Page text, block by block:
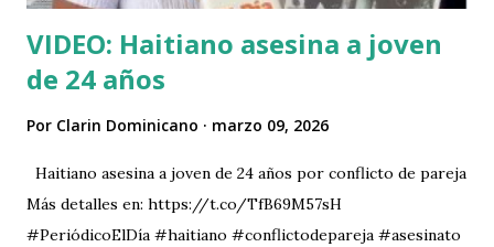
VIDEO: Haitiano asesina a joven
de 24 años
Por Clarin Dominicano marzo 09, 2026
Haitiano asesina a joven de 24 años por conflicto de pareja
Más detalles en: https://t.co/TfB69M57sH
#PeriódicoElDía #haitiano #conflictodepareja #asesinato